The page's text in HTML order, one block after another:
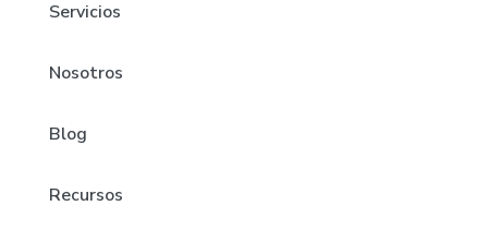
Servicios
Nosotros
Blog
Recursos